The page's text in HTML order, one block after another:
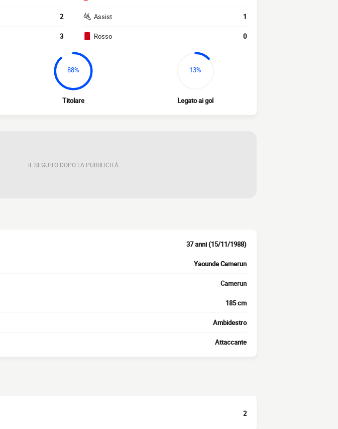
2
3
Assist 1
Rosso 0
88%
Titolare
13%
Legato ai gol
IL SEGUITO DOPO LA PUBBLICITÀ
37 anni (15/11/1988)
Yaounde Camerun
Camerun
185 cm
Ambidestro
Attaccante
2